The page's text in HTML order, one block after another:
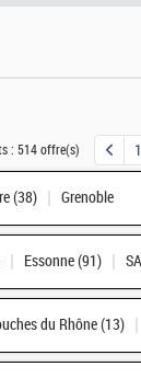
: 514 offre(s) 1
(38) Grenoble
Essonne (91)
du Rhône (13)